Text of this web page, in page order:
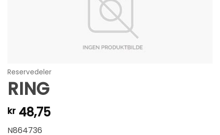
Reservedeler
RING
kr 48,75
N864736